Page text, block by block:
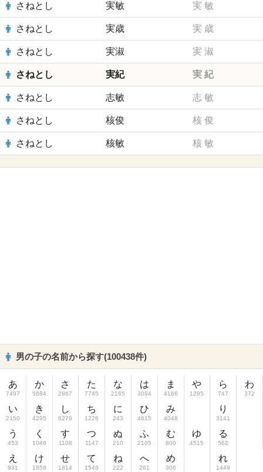
さねとし 実敏 実 敏
さねとし 実歳 実 歳
さねとし 実淑 実 淑
さねとし 実紀 実 紀
さねとし 志敏 志 敏
さねとし 核俊 核 俊
さねとし 核敏 核 敏
男の子の名前から探す(100438件)
あ
7497
い
2150
う
453
え
931
か
5684
き
4295
く
1046
け
1859
さ
2867
し
6279
す
1108
せ
1814
た
7745
ち
1226
つ
1147
て
1546
な
2165
に
243
ぬ
210
ね
222
は
3084
ひ
4615
ふ
2105
へ
261
ま
4166
み
4048
む
800
め
306
や
1295
ゆ
4515
ら
747
り
3141
る
562
れ
1449
わ
372